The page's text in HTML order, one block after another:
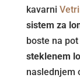
kavarni
sistem za
boste na
steklenem
naslednjem